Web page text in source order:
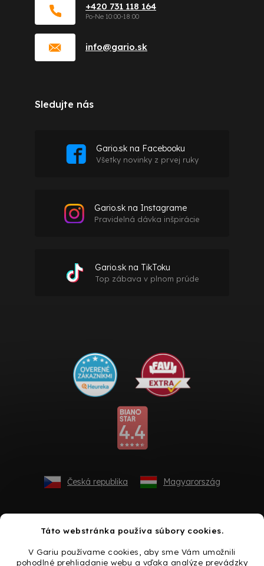
Táto webstránka používa súbory cookies.
V Gariu používame cookies, aby sme Vám umožnili
pohodlné prehliadanie webu a vďaka analýze prevádzky
info@gario.sk
+420 731 118 164
Sledujte nás
Gario.sk na Facebooku
Všetky novinky z prvej ruky
Gario.sk na Instagrame
Pravidelná dávka inšpirácie
Gario.sk na TikToku
Top zábava v plnom prúde
Česká republika Magyarország